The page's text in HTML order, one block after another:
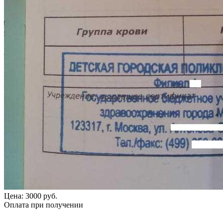
Цена: 3000 руб.
Оплата при получении